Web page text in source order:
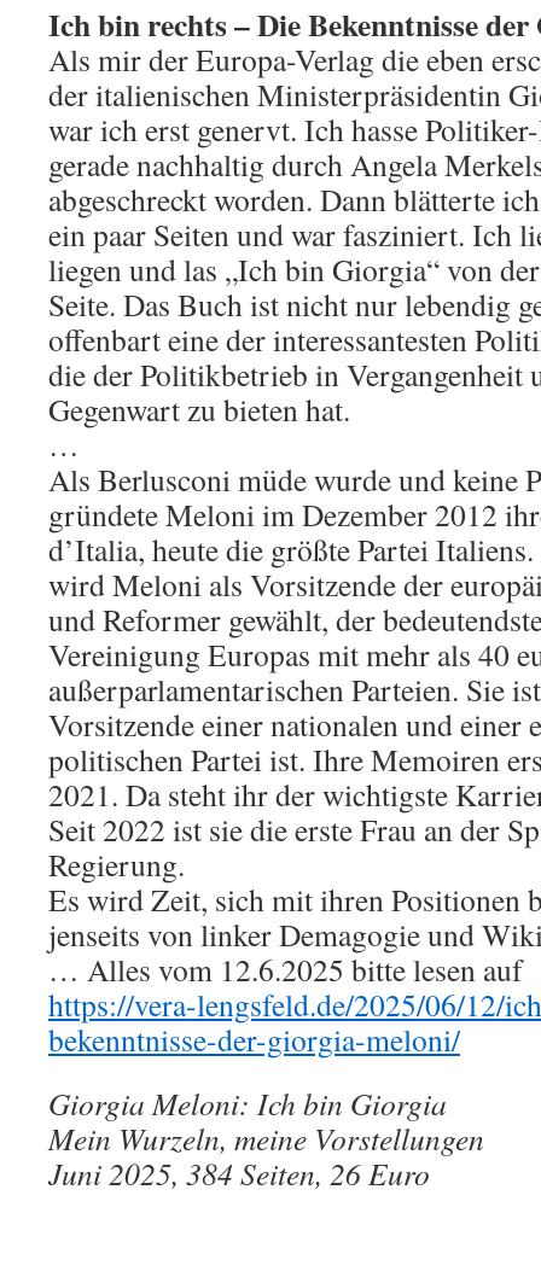
Ich bin rechts – Die Bekenntnisse
Als mir der Europa-Verlag die eben
der italienischen Ministerpräsidentin
war ich erst genervt. Ich hasse
gerade nachhaltig durch Angela
abgeschreckt worden. Dann blätterte
ein paar Seiten und war fasziniert. Ich
liegen und las „Ich bin Giorgia“ von
Seite. Das Buch ist nicht nur lebendig
offenbart eine der interessantesten
die der Politikbetrieb in Vergangenheit
Gegenwart zu bieten hat.
…
Als Berlusconi müde wurde und keine
gründete Meloni im Dezember 2012
d’Italia, heute die größte Partei
wird Meloni als Vorsitzende der
und Reformer gewählt, der
Vereinigung Europas mit mehr als 40
außerparlamentarischen Parteien. Sie
Vorsitzende einer nationalen und einer
politischen Partei ist. Ihre Memoiren
2021. Da steht ihr der wichtigste
Seit 2022 ist sie die erste Frau an der
Regierung.
Es wird Zeit, sich mit ihren Positionen
jenseits von linker Demagogie und
… Alles vom 12.6.2025 bitte lesen auf
https://vera-lengsfeld.de/2025/06/12/
bekenntnisse-der-giorgia-meloni/
Giorgia Meloni: Ich bin Giorgia
Mein Wurzeln, meine Vorstellungen
Juni 2025, 384 Seiten, 26 Euro